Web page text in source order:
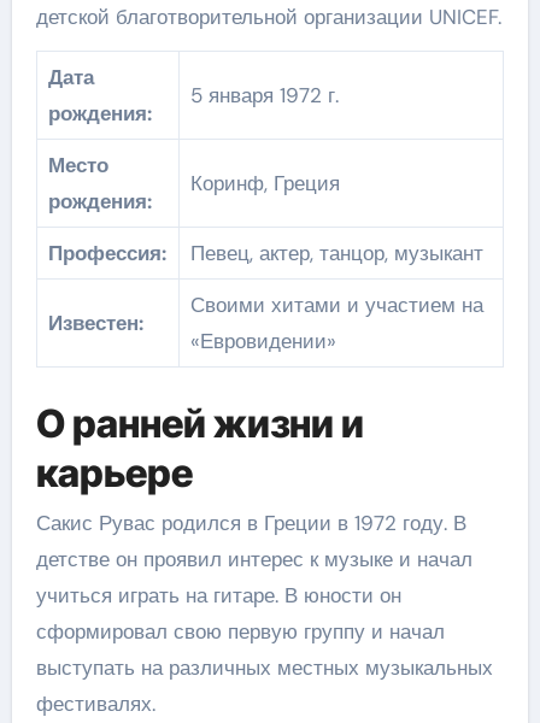
детской благотворительной организации UNICEF.
Дата
рождения:
5 января 1972 г.
Место
рождения:
Коринф, Греция
Профессия: Певец, актер, танцор, музыкант
Известен:
Своими хитами и участием на
«Евровидении»
О ранней жизни и
карьере
Сакис Рувас родился в Греции в 1972 году. В
детстве он проявил интерес к музыке и начал
учиться играть на гитаре. В юности он
сформировал свою первую группу и начал
выступать на различных местных музыкальных
фестивалях.